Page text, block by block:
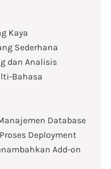
Kaya
Sederhana
dan Analisis
Bahasa
Database
Deployment
Add-on